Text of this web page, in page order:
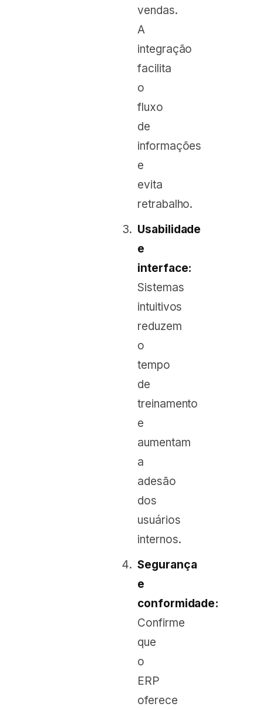
vendas.
A
integração
facilita
o
fluxo
de
informações
e
evita
retrabalho.
Usabilidade
e
interface:
Sistemas
intuitivos
reduzem
o
tempo
de
treinamento
e
aumentam
a
adesão
dos
usuários
internos.
Segurança
e
conformidade:
Confirme
que
o
ERP
oferece